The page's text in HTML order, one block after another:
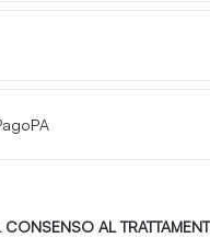
CONSENSO AL